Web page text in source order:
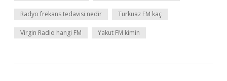
Radyo frekans tedavisi nedir Turkuaz FM kaç
Virgin Radio hangi FM Yakut FM kimin